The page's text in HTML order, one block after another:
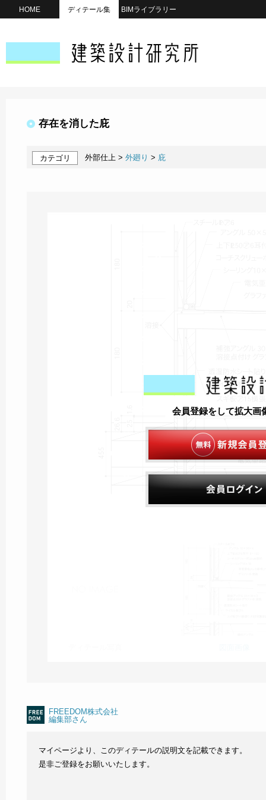
HOME ディテール集 BIMライブラリー
存在を消した庇
カテゴリ 外部仕上 >外廻り > 庇
会員登録をして拡大画
FREEDOM株式会社
編集部さん
マイページより、このディテールの説明文を記載できます。
是非ご登録をお願いいたします。